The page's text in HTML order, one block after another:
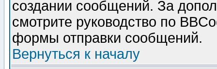
создании сообщений. За
смотрите руководство по
формы отправки сообщений.
Вернуться к началу